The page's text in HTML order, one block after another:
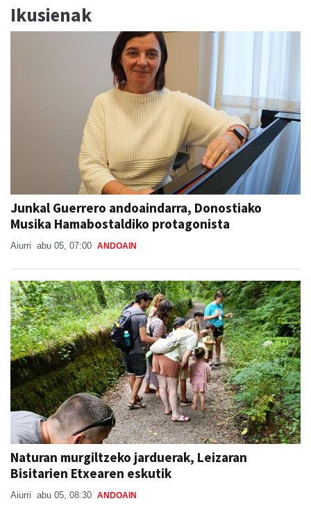
Ikusienak
Junkal Guerrero andoaindarra, Donostiako
Musika Hamabostaldiko protagonista
Aiurri abu 05, 07:00 ANDOAIN
Naturan murgiltzeko jarduerak, Leizaran
Bisitarien Etxearen eskutik
Aiurri abu 05, 08:30 ANDOAIN